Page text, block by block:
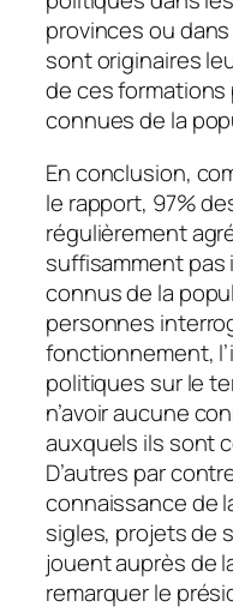
provinces ou
sont originaires
de ces
connues de la
En conclusion,
le rapport, 97%
régulièrement
suffisamment
connus de la
personnes
fonctionnement,
politiques sur le
n’avoir aucune
auxquels ils sont
D’autres par
connaissance de
sigles, projets de
jouent auprès de
remarquer le